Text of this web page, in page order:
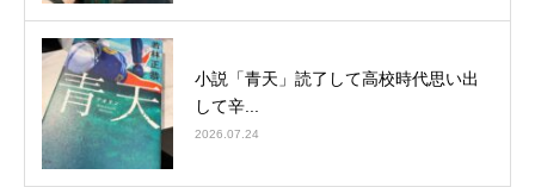
小説「青天」読了して高校時代思い出
して辛...
2026.07.24